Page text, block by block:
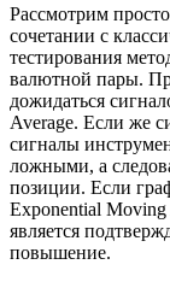
Рассмотрим
сочетании с
тестирования
валютной пары.
дожидаться
Average. Если же
сигналы
ложными, а
позиции. Если
Exponential Moving
является
повышение.